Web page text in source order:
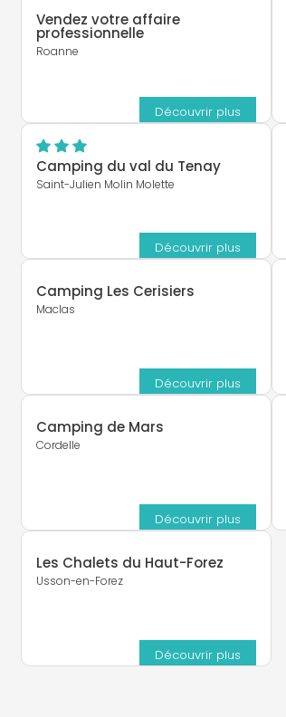
Vendez votre affaire
professionnelle
Roanne
Découvrir plus
Camping du val du Tenay
Saint-Julien Molin Molette
Découvrir plus
Camping Les Cerisiers
Maclas
Découvrir plus
Camping de Mars
Cordelle
Découvrir plus
Les Chalets du Haut-Forez
Usson-en-Forez
Découvrir plus